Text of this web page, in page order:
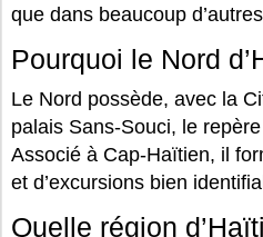
que dans beaucoup
Pourquoi le Nord
Le Nord possède, avec la
palais Sans-Souci, le
Associé à Cap-Haïtien, il
et d’excursions bien
Quelle région